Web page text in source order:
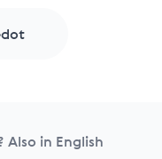
in English